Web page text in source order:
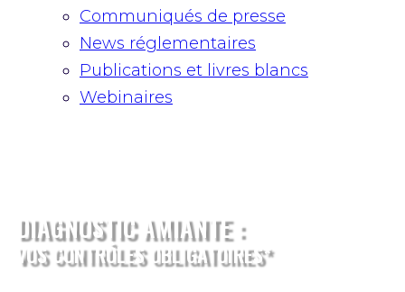
Communiqués de presse
News réglementaires
Publications et livres blancs
Webinaires
​DIAGNOSTIC AMIANTE :
​VOS CONTRÔLES OBLIGATOIRES*